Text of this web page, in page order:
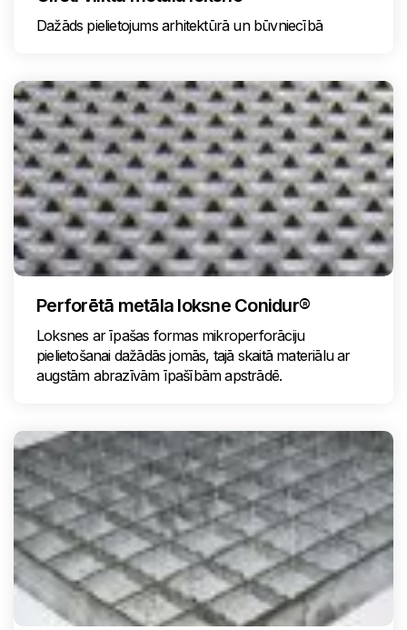
Dažāds pielietojums arhitektūrā un būvniecībā
Perforētā metāla loksne Conidur®
Loksnes ar īpašas formas mikroperforāciju
pielietošanai dažādās jomās, tajā skaitā materiālu ar
augstām abrazīvām īpašībām apstrādē.